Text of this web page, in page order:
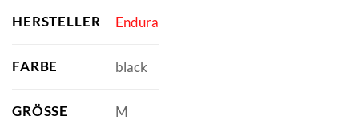
HERSTELLER Endura
FARBE black
GRÖSSE M